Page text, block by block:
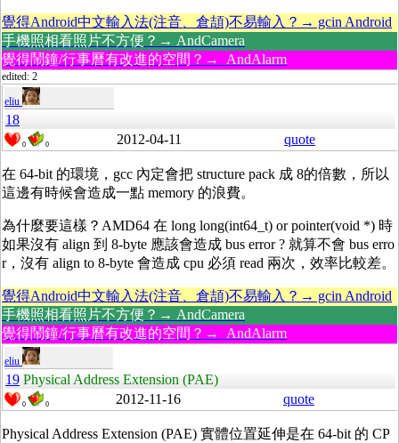
覺得Android中文輸入法(注音、倉頡)不易輸入？→ gcin Android
手機照相看照片不方便？→ AndCamera
覺得鬧鐘/行事曆有改進的空間？→ AndAlarm
edited: 2
eliu
18
0 0 2012-04-11 quote
在 64-bit 的環境，gcc 內定會把 structure pack 成 8的倍數，所以
這邊有時候會造成一點 memory 的浪費。
為什麼要這樣？AMD64 在 long long(int64_t) or pointer(void *) 時
如果沒有 align 到 8-byte 應該會造成 bus error ? 就算不會 bus erro
r，沒有 align to 8-byte 會造成 cpu 必須 read 兩次，效率比較差。
覺得Android中文輸入法(注音、倉頡)不易輸入？→ gcin Android
手機照相看照片不方便？→ AndCamera
覺得鬧鐘/行事曆有改進的空間？→ AndAlarm
eliu
19 Physical Address Extension (PAE)
0 0 2012-11-16 quote
Physical Address Extension (PAE) 實體位置延伸是在 64-bit 的 CP